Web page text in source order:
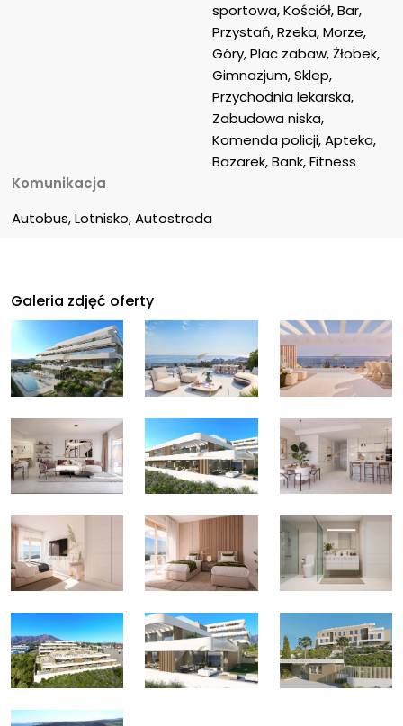
sportowa, Kościół, Bar,
Przystań, Rzeka, Morze,
Góry, Plac zabaw, Żłobek,
Gimnazjum, Sklep,
Przychodnia lekarska,
Zabudowa niska,
Komenda policji, Apteka,
Bazarek, Bank, Fitness
Komunikacja
Autobus, Lotnisko, Autostrada
Galeria zdjęć oferty